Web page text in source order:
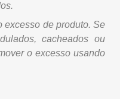
excesso de produto. Se
cacheados ou
o excesso usando